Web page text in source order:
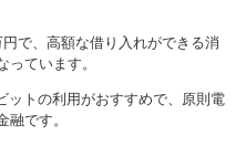
で、高額な借り入れができる消
ています。
ットの利用がおすすめで、原則電
です。